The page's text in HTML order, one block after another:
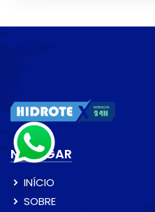
NAVEGAR
INÍCIO
SOBRE